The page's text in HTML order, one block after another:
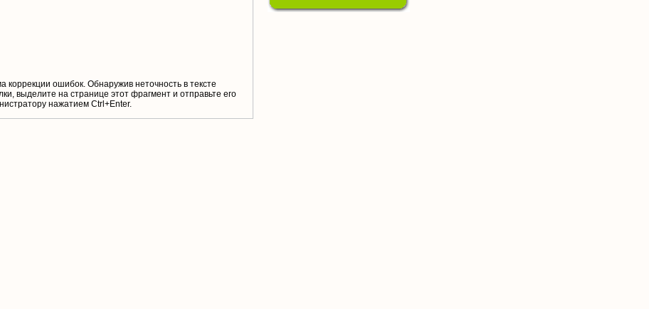
коррекции ошибок. Обнаружив неточность в тексте
выделите на странице этот фрагмент и отправьте его
нажатием Ctrl+Enter.